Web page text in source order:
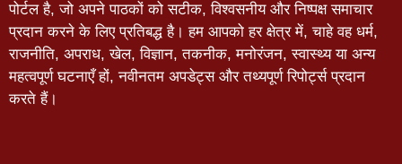
पोर्टल है, जो अपने पाठकों को सटीक, विश्वसनीय और निष्पक्ष समाचार
प्रदान करने के लिए प्रतिबद्ध है। हम आपको हर क्षेत्र में, चाहे वह धर्म,
राजनीति, अपराध, खेल, विज्ञान, तकनीक, मनोरंजन, स्वास्थ्य या अन्य
महत्वपूर्ण घटनाएँ हों, नवीनतम अपडेट्स और तथ्यपूर्ण रिपोर्ट्स प्रदान
करते हैं।